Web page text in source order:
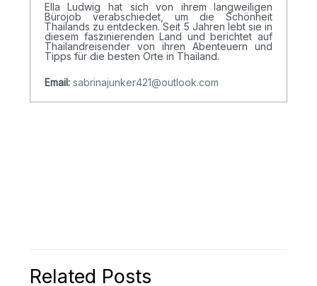
Ella Ludwig hat sich von ihrem langweiligen
Bürojob verabschiedet, um die Schönheit
Thailands zu entdecken. Seit 5 Jahren lebt sie in
diesem faszinierenden Land und berichtet auf
Thailandreisender von ihren Abenteuern und
Tipps für die besten Orte in Thailand.
Email: sabrinajunker421@outlook.com
Related Posts